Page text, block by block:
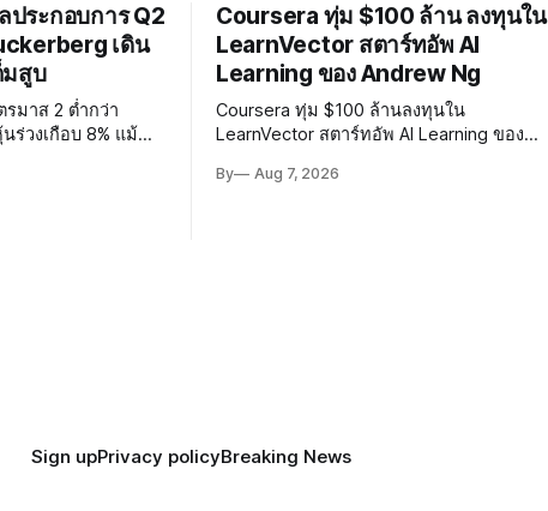
ประกอบการ Q2
เดิน
มสูบ
รมาส 2 ต่ำกว่า
ร่วงเกือบ 8% แม้
นล้านและคดีความ
Coursera ทุ่ม $100 ล้าน ลงทุนใน
LearnVector สตาร์ทอัพ AI
Learning ของ Andrew Ng
Coursera ทุ่ม $100 ล้านลงทุนใน
LearnVector สตาร์ทอัพ AI Learning ของ
เทคโนโลยี AI พัฒนาการเรียนรู้แบบ
By Aug 7, 2026
Sign upPrivacy policyBreaking News